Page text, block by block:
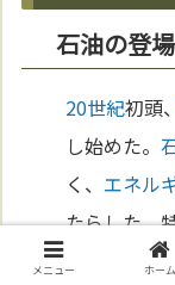
石油の登
20世紀初頭
し始めた。
く、 エネル
たらした。
は動力源
メニュー ホーム